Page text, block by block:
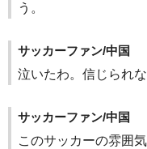
う。
サッカーファン/中国
泣いたわ。信じられ
サッカーファン/中国
このサッカーの雰囲